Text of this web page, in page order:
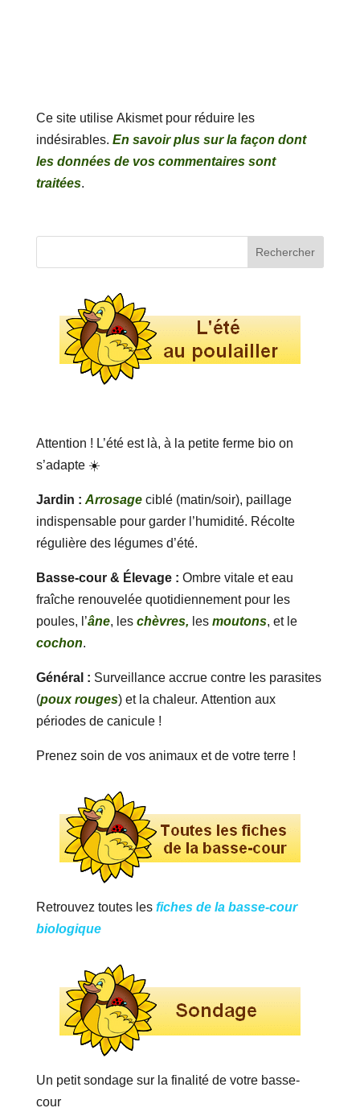
Ce site utilise Akismet pour réduire les
indésirables. En savoir plus sur la façon dont
les données de vos commentaires sont
traitées.
Attention ! L’été est là, à la petite ferme bio on
s’adapte ☀️
Jardin : Arrosageciblé (matin/soir), paillage
indispensable pour garder l’humidité. Récolte
régulière des légumes d’été.
Basse-cour & Élevage : Ombre vitale et eau
fraîche renouvelée quotidiennement pour les
poules, l’âne, les chèvres, les moutons, et le
cochon.
Général : Surveillance accrue contre les parasites
(poux rouges) et la chaleur. Attention aux
périodes de canicule !
Prenez soin de vos animaux et de votre terre !
Retrouvez toutes les fiches de la basse-cour
biologique
Un petit sondage sur la finalité de votre basse-
cour